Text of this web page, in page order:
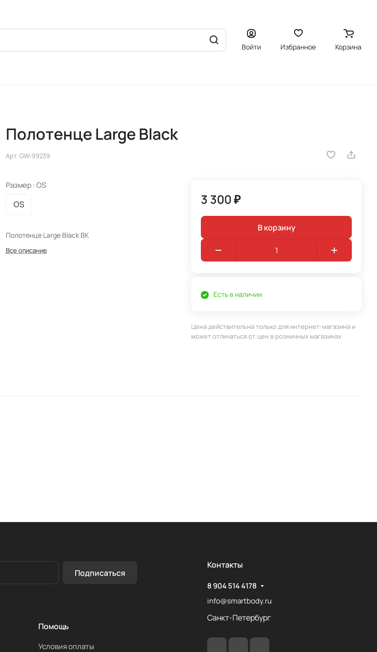
Войти Избранное Корзина
Полотенце Large Black
Арт. GW-99239
Размер :OS
OS
Полотенце Large Black BK
Все описание
3 300 ₽
В корзину
Есть в наличии
Цена действительна только для интернет-магазина и
может отличаться от цен в розничных магазинах
Подписаться
Помощь
Условия оплаты
Контакты
8 904 514 4178
info@smartbody.ru
Санкт-Петербург